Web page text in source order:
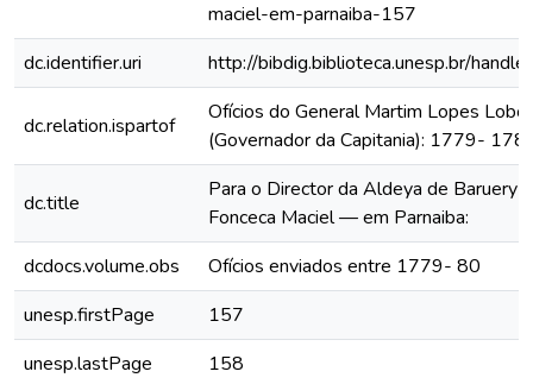
maciel-em-parnaiba-157
dc.identifier.uri
http://bibdig.biblioteca.unesp.br/
dc.relation.ispartof
Ofícios do General Martim Lopes Lobo
(Governador da Capitania): 1779-
dc.title
Para o Director da Aldeya de Baruery
Fonceca Maciel — em Parnaiba:
dcdocs.volume.obs
Ofícios enviados entre 1779- 80
unesp.firstPage
157
unesp.lastPage
158